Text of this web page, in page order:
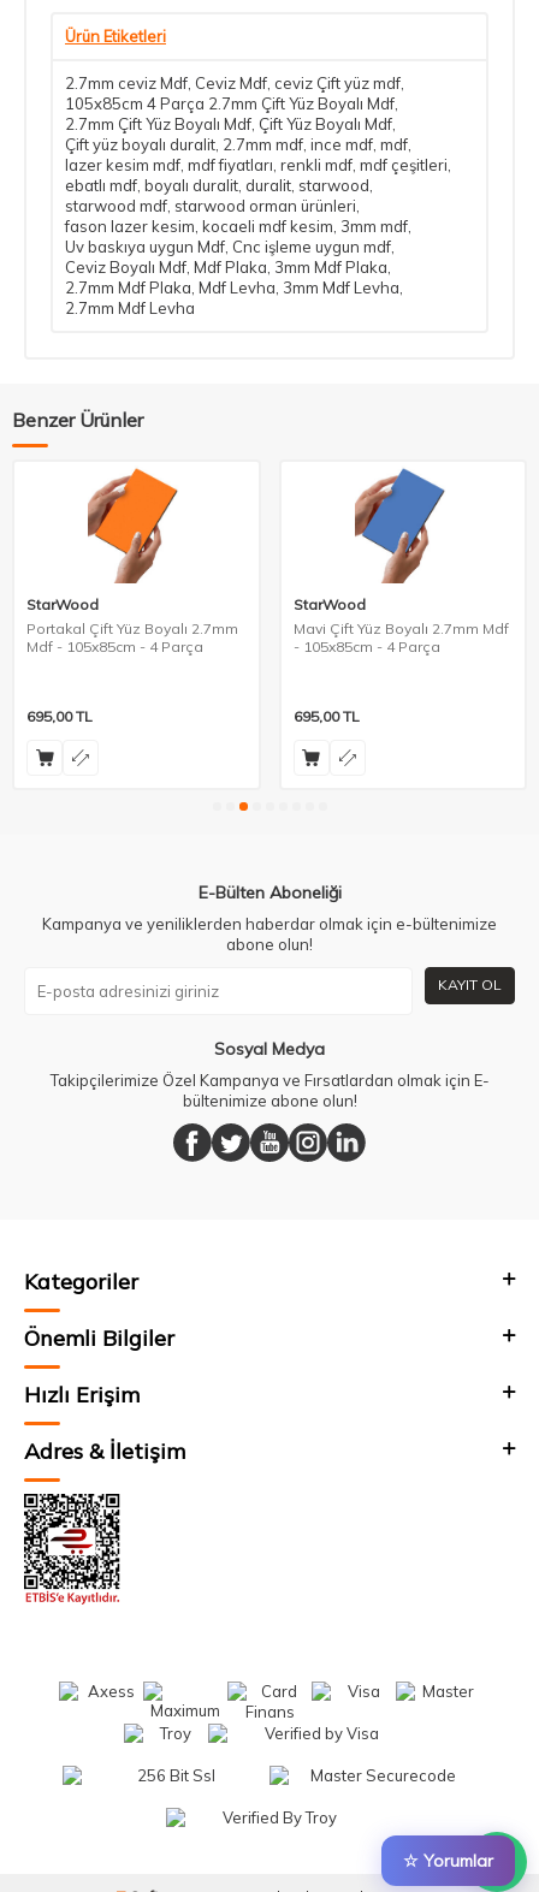
☆ Yorumlar
Ürün Etiketleri
2.7mm ceviz Mdf Ceviz Mdf ceviz Çift yüz mdf
105x85cm 4 Parça 2.7mm Çift Yüz Boyalı Mdf
2.7mm Çift Yüz Boyalı Mdf Çift Yüz Boyalı Mdf
Çift yüz boyalı duralit 2.7mm mdf ince mdf mdf
lazer kesim mdf mdf fiyatları renkli mdf mdf çeşitleri
ebatlı mdf boyalı duralit duralit starwood
starwood mdf starwood orman ürünleri
fason lazer kesim kocaeli mdf kesim 3mm mdf
Uv baskıya uygun Mdf Cnc işleme uygun mdf
Ceviz Boyalı Mdf Mdf Plaka 3mm Mdf Plaka
2.7mm Mdf Plaka Mdf Levha 3mm Mdf Levha
2.7mm Mdf Levha
Benzer Ürünler
StarWood
Portakal Çift Yüz Boyalı 2.7mm
Mdf - 105x85cm - 4 Parça
695,00TL
StarWood
Mavi Çift Yüz Boyalı 2.7mm Mdf
- 105x85cm - 4 Parça
695,00TL
E-Bülten Aboneliği
Kampanya ve yeniliklerden haberdar olmak için e-bültenimize
abone olun!
KAYIT OL
Sosyal Medya
Takipçilerimize Özel Kampanya ve Fırsatlardan olmak için E-
bültenimize abone olun!
Kategoriler
Önemli Bilgiler
Hızlı Erişim
Adres & İletişim